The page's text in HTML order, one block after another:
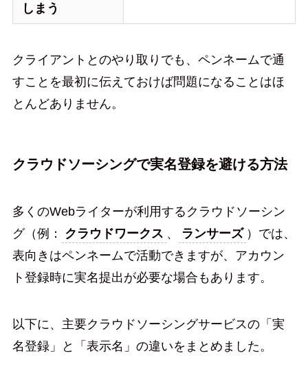
しまう
クライアントとのやり取りでも、ペンネームで通
すことを最初に伝えておけば問題になることはほ
とんどありません。
クラウドソーシングで実名登録を避ける方法
多くのWebライターが利用するクラウドソーシン
グ（例：
クラウドワークス 、 ランサーズ ）では、
表向きはペンネームで活動できますが、アカウン
ト登録時に実名提出が必要な場合もあります。
以下に、主要クラウドソーシングサービスの「実
名登録」と「表示名」の違いをまとめました。